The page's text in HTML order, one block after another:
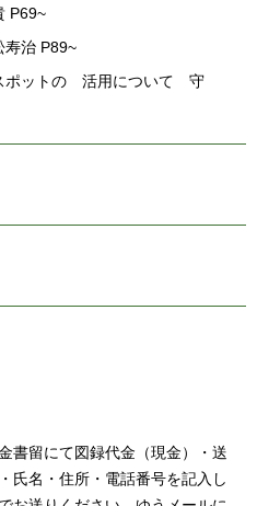
P69~
治 P89~
ポットの 活用について 守
書留にて図録代金（現金）・送
氏名・住所・電話番号を記入し